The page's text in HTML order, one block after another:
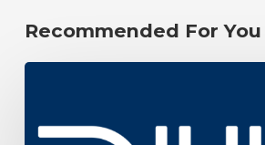
Recommended For You